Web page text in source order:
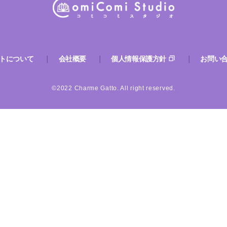
について 会社概要 個人情報保護方針 お問い
©2022 Charme Gatto. All right reserved.